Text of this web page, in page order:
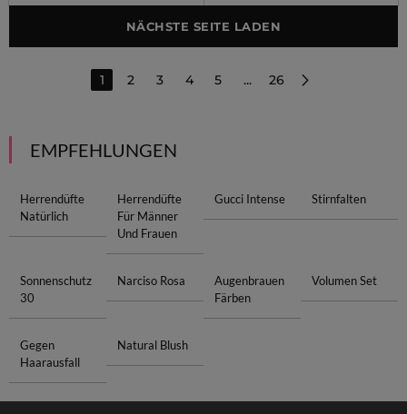
NÄCHSTE SEITE LADEN
1 2 3 4 5 ... 26
EMPFEHLUNGEN
Herrendüfte
Natürlich
Herrendüfte
Für Männer
Und Frauen
Gucci Intense Stirnfalten
Sonnenschutz
30
Narciso Rosa
Augenbrauen
Färben
Volumen Set
Gegen
Haarausfall
Natural Blush